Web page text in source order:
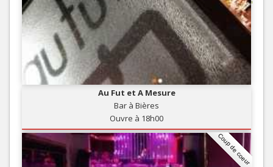
Au Fut et A Mesure
Bar à Bières
Ouvre à 18h00
Coup de coeur